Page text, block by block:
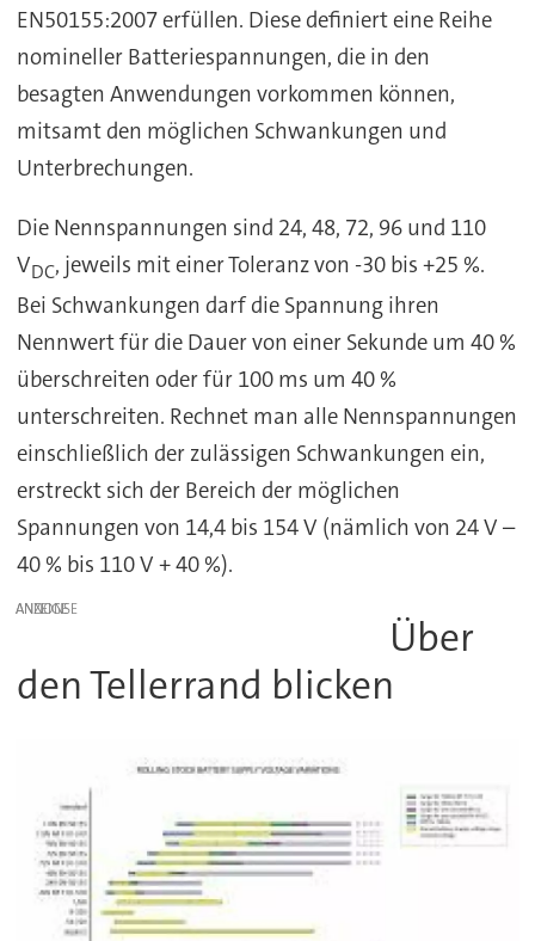
EN50155:2007 erfüllen. Diese definiert eine Reihe
nomineller Batteriespannungen, die in den
besagten Anwendungen vorkommen können,
mitsamt den möglichen Schwankungen und
Unterbrechungen.
Die Nennspannungen sind 24, 48, 72, 96 und 110
VDC, jeweils mit einer Toleranz von -30 bis +25 %.
Bei Schwankungen darf die Spannung ihren
Nennwert für die Dauer von einer Sekunde um 40 %
überschreiten oder für 100 ms um 40 %
unterschreiten. Rechnet man alle Nennspannungen
einschließlich der zulässigen Schwankungen ein,
erstreckt sich der Bereich der möglichen
Spannungen von 14,4 bis 154 V (nämlich von 24 V –
40 % bis 110 V + 40 %).
ANZEIGE
Über
den Tellerrand blicken